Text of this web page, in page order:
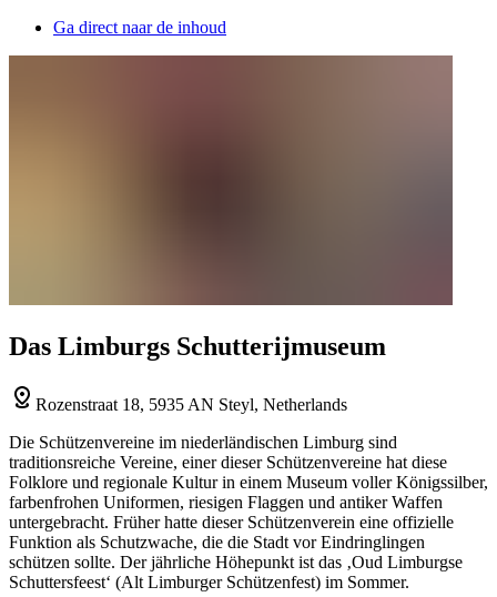
Ga direct naar de inhoud
Das Limburgs Schutterijmuseum
Rozenstraat 18, 5935 AN Steyl, Netherlands
Die Schützenvereine im niederländischen Limburg sind
traditionsreiche Vereine, einer dieser Schützenvereine hat diese
Folklore und regionale Kultur in einem Museum voller Königssilber,
farbenfrohen Uniformen, riesigen Flaggen und antiker Waffen
untergebracht. Früher hatte dieser Schützenverein eine offizielle
Funktion als Schutzwache, die die Stadt vor Eindringlingen
schützen sollte. Der jährliche Höhepunkt ist das ‚Oud Limburgse
Schuttersfeest‘ (Alt Limburger Schützenfest) im Sommer.